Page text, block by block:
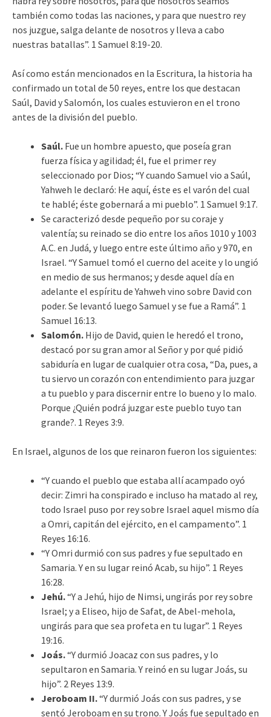
también como todas las naciones, y para que nuestro rey
nos juzgue, salga delante de nosotros y lleva a cabo
nuestras batallas”. 1 Samuel 8:19-20.
Así como están mencionados en la Escritura, la historia ha
confirmado un total de 50 reyes, entre los que destacan
Saúl, David y Salomón, los cuales estuvieron en el trono
antes de la división del pueblo.
Saúl. Fue un hombre apuesto, que poseía gran
fuerza física y agilidad; él, fue el primer rey
seleccionado por Dios; “Y cuando Samuel vio a Saúl,
Yahweh le declaró: He aquí, éste es el varón del cual
te hablé; éste gobernará a mi pueblo”. 1 Samuel 9:17.
Se caracterizó desde pequeño por su coraje y
valentía; su reinado se dio entre los años 1010 y 1003
A.C. en Judá, y luego entre este último año y 970, en
Israel. “Y Samuel tomó el cuerno del aceite y lo ungió
en medio de sus hermanos; y desde aquel día en
adelante el espíritu de Yahweh vino sobre David con
poder. Se levantó luego Samuel y se fue a Ramá”. 1
Samuel 16:13.
Salomón. Hijo de David, quien le heredó el trono,
destacó por su gran amor al Señor y por qué pidió
sabiduría en lugar de cualquier otra cosa, “Da, pues, a
tu siervo un corazón con entendimiento para juzgar
a tu pueblo y para discernir entre lo bueno y lo malo.
Porque ¿Quién podrá juzgar este pueblo tuyo tan
grande?. 1 Reyes 3:9.
En Israel, algunos de los que reinaron fueron los siguientes:
“Y cuando el pueblo que estaba allí acampado oyó
decir: Zimri ha conspirado e incluso ha matado al rey,
todo Israel puso por rey sobre Israel aquel mismo día
a Omri, capitán del ejército, en el campamento”. 1
Reyes 16:16.
“Y Omri durmió con sus padres y fue sepultado en
Samaria. Y en su lugar reinó Acab, su hijo”. 1 Reyes
16:28.
Jehú.“Y a Jehú, hijo de Nimsi, ungirás por rey sobre
Israel; y a Eliseo, hijo de Safat, de Abel-mehola,
ungirás para que sea profeta en tu lugar”. 1 Reyes
19:16.
Joás.“Y durmió Joacaz con sus padres, y lo
sepultaron en Samaria. Y reinó en su lugar Joás, su
hijo”. 2 Reyes 13:9.
Jeroboam II.“Y durmió Joás con sus padres, y se
sentó Jeroboam en su trono. Y Joás fue sepultado en